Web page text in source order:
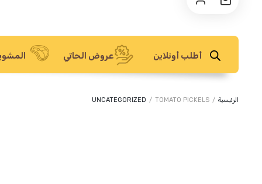
أطلب أونلاين عروض الحاتي
الرئيسية /
UNCATEGORIZED / TOMATO PICKELS